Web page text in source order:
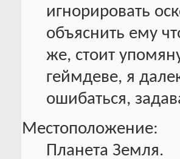
игнорировать
объяснить ему
же, стоит
геймдеве, я
ошибаться,
Местоположение:
Планета Земля.